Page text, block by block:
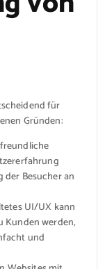
für
Gründen:
Besucher an
UI/UX kann
Kunden werden,
und